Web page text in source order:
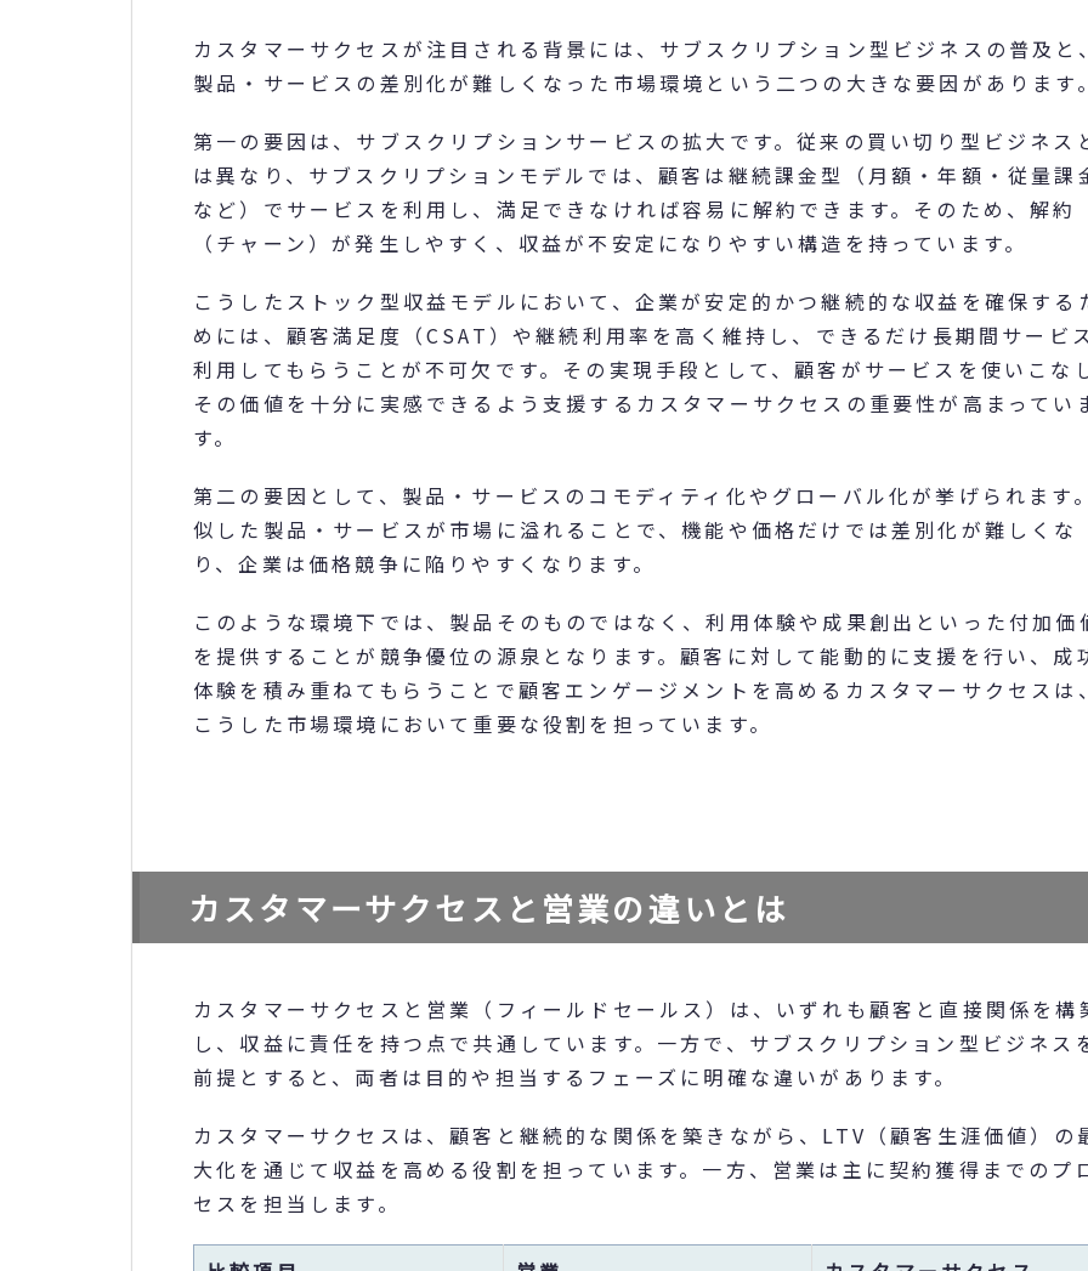
カスタマーサクセスが注目される背景には、サブスクリプション型ビジネスの普及と、
製品・サービスの差別化が難しくなった市場環境という二つの大きな要因があります。
第一の要因は、サブスクリプションサービスの拡大です。従来の買い切り型ビジネス
は異なり、サブスクリプションモデルでは、顧客は継続課金型（月額・年額・従量課
など）でサービスを利用し、満足できなければ容易に解約できます。そのため、解約
（チャーン）が発生しやすく、収益が不安定になりやすい構造を持っています。
こうしたストック型収益モデルにおいて、企業が安定的かつ継続的な収益を確保する
めには、顧客満足度（CSAT）や継続利用率を高く維持し、できるだけ長期間サービ
利用してもらうことが不可欠です。その実現手段として、顧客がサービスを使いこな
その価値を十分に実感できるよう支援するカスタマーサクセスの重要性が高まってい
す。
第二の要因として、製品・サービスのコモディティ化やグローバル化が挙げられます
似した製品・サービスが市場に溢れることで、機能や価格だけでは差別化が難しくな
り、企業は価格競争に陥りやすくなります。
このような環境下では、製品そのものではなく、利用体験や成果創出といった付加価
を提供することが競争優位の源泉となります。顧客に対して能動的に支援を行い、成
体験を積み重ねてもらうことで顧客エンゲージメントを高めるカスタマーサクセスは、
こうした市場環境において重要な役割を担っています。
カスタマーサクセスと営業の違いとは
カスタマーサクセスと営業（フィールドセールス）は、いずれも顧客と直接関係を構
し、収益に責任を持つ点で共通しています。一方で、サブスクリプション型ビジネス
前提とすると、両者は目的や担当するフェーズに明確な違いがあります。
カスタマーサクセスは、顧客と継続的な関係を築きながら、LTV（顧客生涯価値）の
大化を通じて収益を高める役割を担っています。一方、営業は主に契約獲得までのプ
セスを担当します。